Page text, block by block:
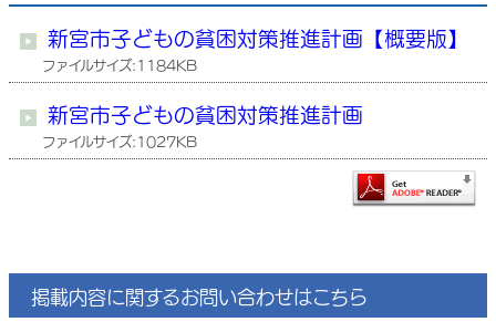
新宮市子どもの貧困対策推進計画【概要版】
ファイルサイズ:1184KB
新宮市子どもの貧困対策推進計画
ファイルサイズ:1027KB
掲載内容に関するお問い合わせはこちら